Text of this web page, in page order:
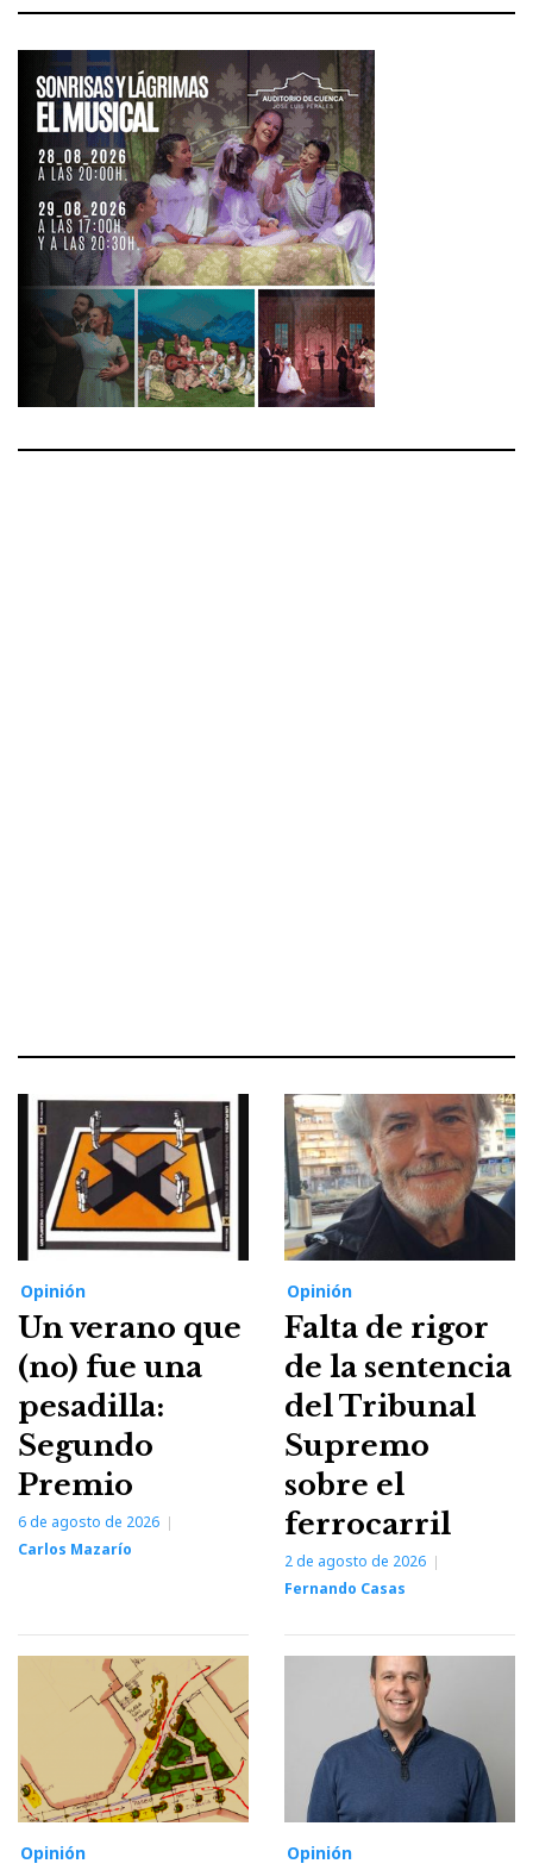
Opinión
Un verano que
(no) fue una
pesadilla:
Segundo
Premio
6 de agosto de 2026
Carlos Mazarío
Opinión
Falta de rigor
de la sentencia
del Tribunal
Supremo
sobre el
ferrocarril
2 de agosto de 2026
Fernando Casas
Opinión Opinión